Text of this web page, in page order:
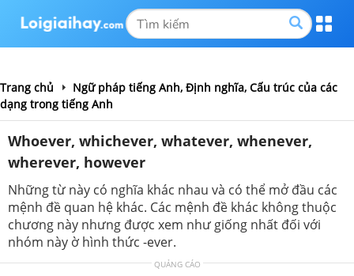
Trang chủ
Ngữ pháp tiếng Anh, Định nghĩa, Cấu trúc của các
dạng trong tiếng Anh
Whoever, whichever, whatever, whenever,
wherever, however
Những từ này có nghĩa khác nhau và có thể mở đầu các
mệnh đề quan hệ khác. Các mệnh đề khác không thuộc
chương này nhưng được xem như giống nhất đối với
nhóm này ờ hình thức -ever.
QUẢNG CÁO